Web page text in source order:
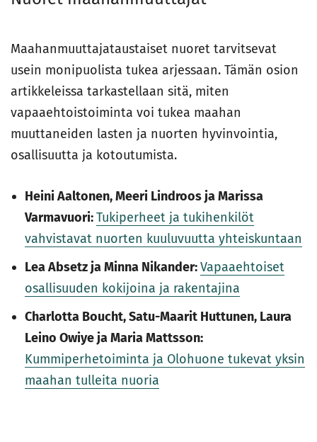
Maahanmuuttajataustaiset nuoret tarvitsevat
usein monipuolista tukea arjessaan. Tämän osion
artikkeleissa tarkastellaan sitä, miten
vapaaehtoistoiminta voi tukea maahan
muuttaneiden lasten ja nuorten hyvinvointia,
osallisuutta ja kotoutumista.
Heini Aaltonen, Meeri Lindroos ja Marissa
Varmavuori:Tukiperheet ja tukihenkilöt
vahvistavat nuorten kuuluvuutta yhteiskuntaan
Lea Absetz ja Minna Nikander:Vapaaehtoiset
osallisuuden kokijoina ja rakentajina
Charlotta Boucht, Satu-Maarit Huttunen, Laura
Leino Owiye ja Maria Mattsson:
Kummiperhetoiminta ja Olohuone tukevat yksin
maahan tulleita nuoria